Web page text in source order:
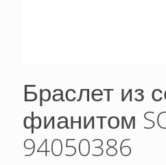
Браслет из
фианитом
94050386